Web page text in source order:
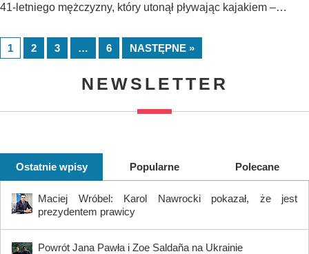
41-letniego mężczyzny, który utonął pływając kajakiem –…
1 2 3 … 6 NASTĘPNE »
NEWSLETTER
Ostatnie wpisy Popularne Polecane
Maciej Wróbel: Karol Nawrocki pokazał, że jest
prezydentem prawicy
Powrót Jana Pawła i Zoe Saldaña na Ukrainie